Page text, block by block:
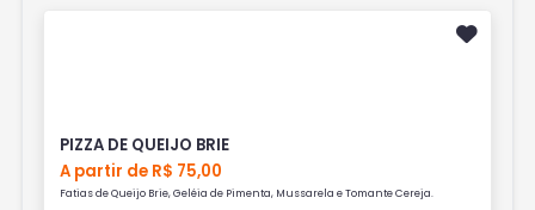
PIZZA DE QUEIJO BRIE
A partir de R$ 75,00
Fatias de Queijo Brie, Geléia de Pimenta, Mussarela e Tomante Cereja.